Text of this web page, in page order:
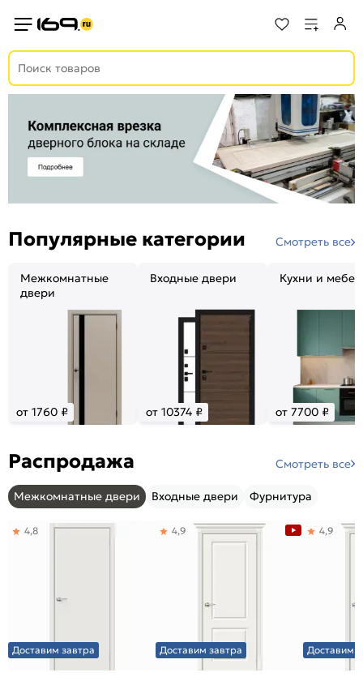
Популярные категории Смотреть все
Межкомнатные
двери
от 1760 ₽
Входные двери
от 10374 ₽
Кухни и
от 7700 ₽
Распродажа Смотреть все
Межкомнатные двери Входные двери Фурнитура
Доставим завтра
4,8
Доставим завтра
4,9
Доставим
4,9